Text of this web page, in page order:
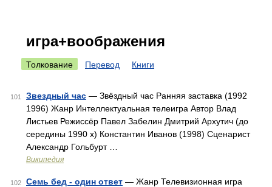
игра+воображения
Толкование Перевод Книги
101 Звездный час — Звёздный час Ранняя заставка (1992
1996) Жанр Интеллектуальная телеигра Автор Влад
Листьев Режиссёр Павел Забелин Дмитрий Архутич (до
середины 1990 х) Константин Иванов (1998) Сценарист
Александр Гольбурт …
Википедия
102 Семь бед - один ответ — Жанр Телевизионная игра